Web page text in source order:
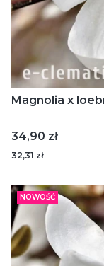
Magnolia x
Cena
34,90 zł
32,31 zł
NOWOŚĆ